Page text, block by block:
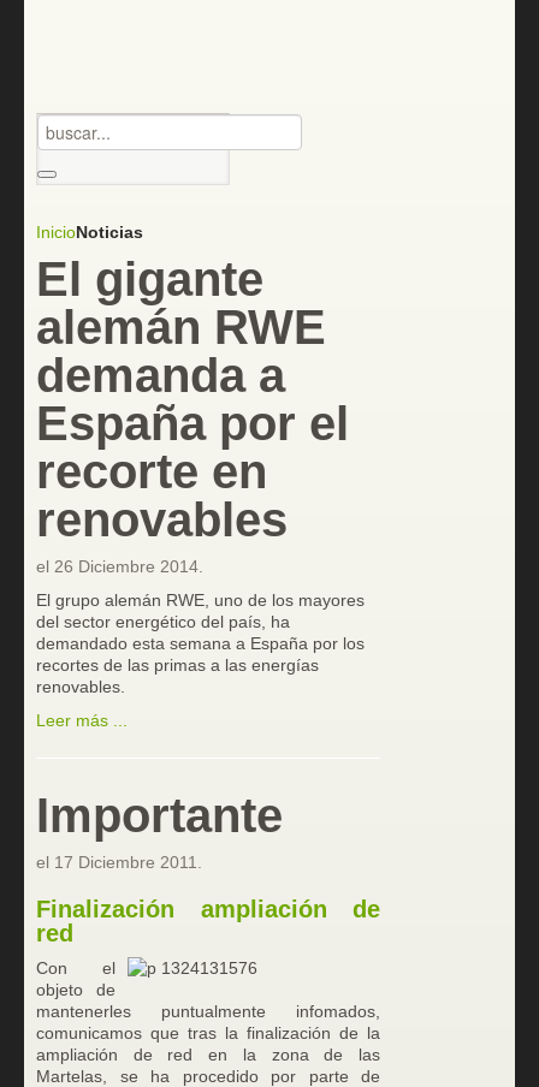
InicioNoticias
El gigante
alemán RWE
demanda a
España por el
recorte en
renovables
el 26 Diciembre 2014
El grupo alemán RWE, uno de los mayores
del sector energético del país, ha
demandado esta semana a España por los
recortes de las primas a las energías
renovables.
Leer más ...
Importante
el 17 Diciembre 2011
Finalización ampliación de
red
Con el
objeto de
mantenerles puntualmente infomados,
comunicamos que tras la finalización de la
ampliación de red en la zona de las
Martelas, se ha procedido por parte de